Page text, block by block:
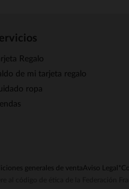
Regalo
de mi tarjeta regalo
ropa
generales de ventaAviso Legal